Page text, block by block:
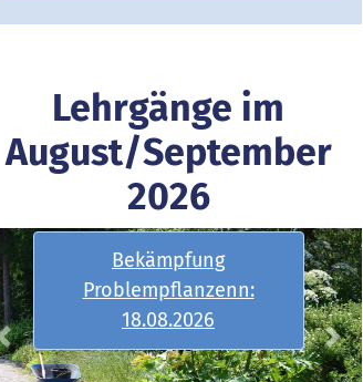
Lehrgänge im
August/September
2026
Bekämpfung
Problempflanzenn:
18.08.2026
Previous Next